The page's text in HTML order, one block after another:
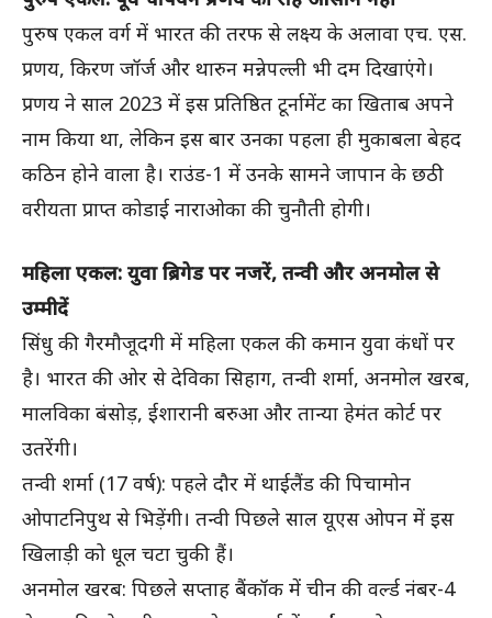
पुरुष एकल वर्ग में भारत की तरफ से लक्ष्य के अलावा एच. एस.
प्रणय, किरण जॉर्ज और थारुन मन्नेपल्ली भी दम दिखाएंगे।
प्रणय ने साल 2023 में इस प्रतिष्ठित टूर्नामेंट का खिताब अपने
नाम किया था, लेकिन इस बार उनका पहला ही मुकाबला बेहद
कठिन होने वाला है। राउंड-1 में उनके सामने जापान के छठी
वरीयता प्राप्त कोडाई नाराओका की चुनौती होगी।
महिला एकल: युवा ब्रिगेड पर नजरें, तन्वी और अनमोल से
उम्मीदें
सिंधु की गैरमौजूदगी में महिला एकल की कमान युवा कंधों पर
है। भारत की ओर से देविका सिहाग, तन्वी शर्मा, अनमोल खरब,
मालविका बंसोड़, ईशारानी बरुआ और तान्या हेमंत कोर्ट पर
उतरेंगी।
तन्वी शर्मा (17 वर्ष): पहले दौर में थाईलैंड की पिचामोन
ओपाटनिपुथ से भिड़ेंगी। तन्वी पिछले साल यूएस ओपन में इस
खिलाड़ी को धूल चटा चुकी हैं।
अनमोल खरब: पिछले सप्ताह बैंकॉक में चीन की वर्ल्ड नंबर-4